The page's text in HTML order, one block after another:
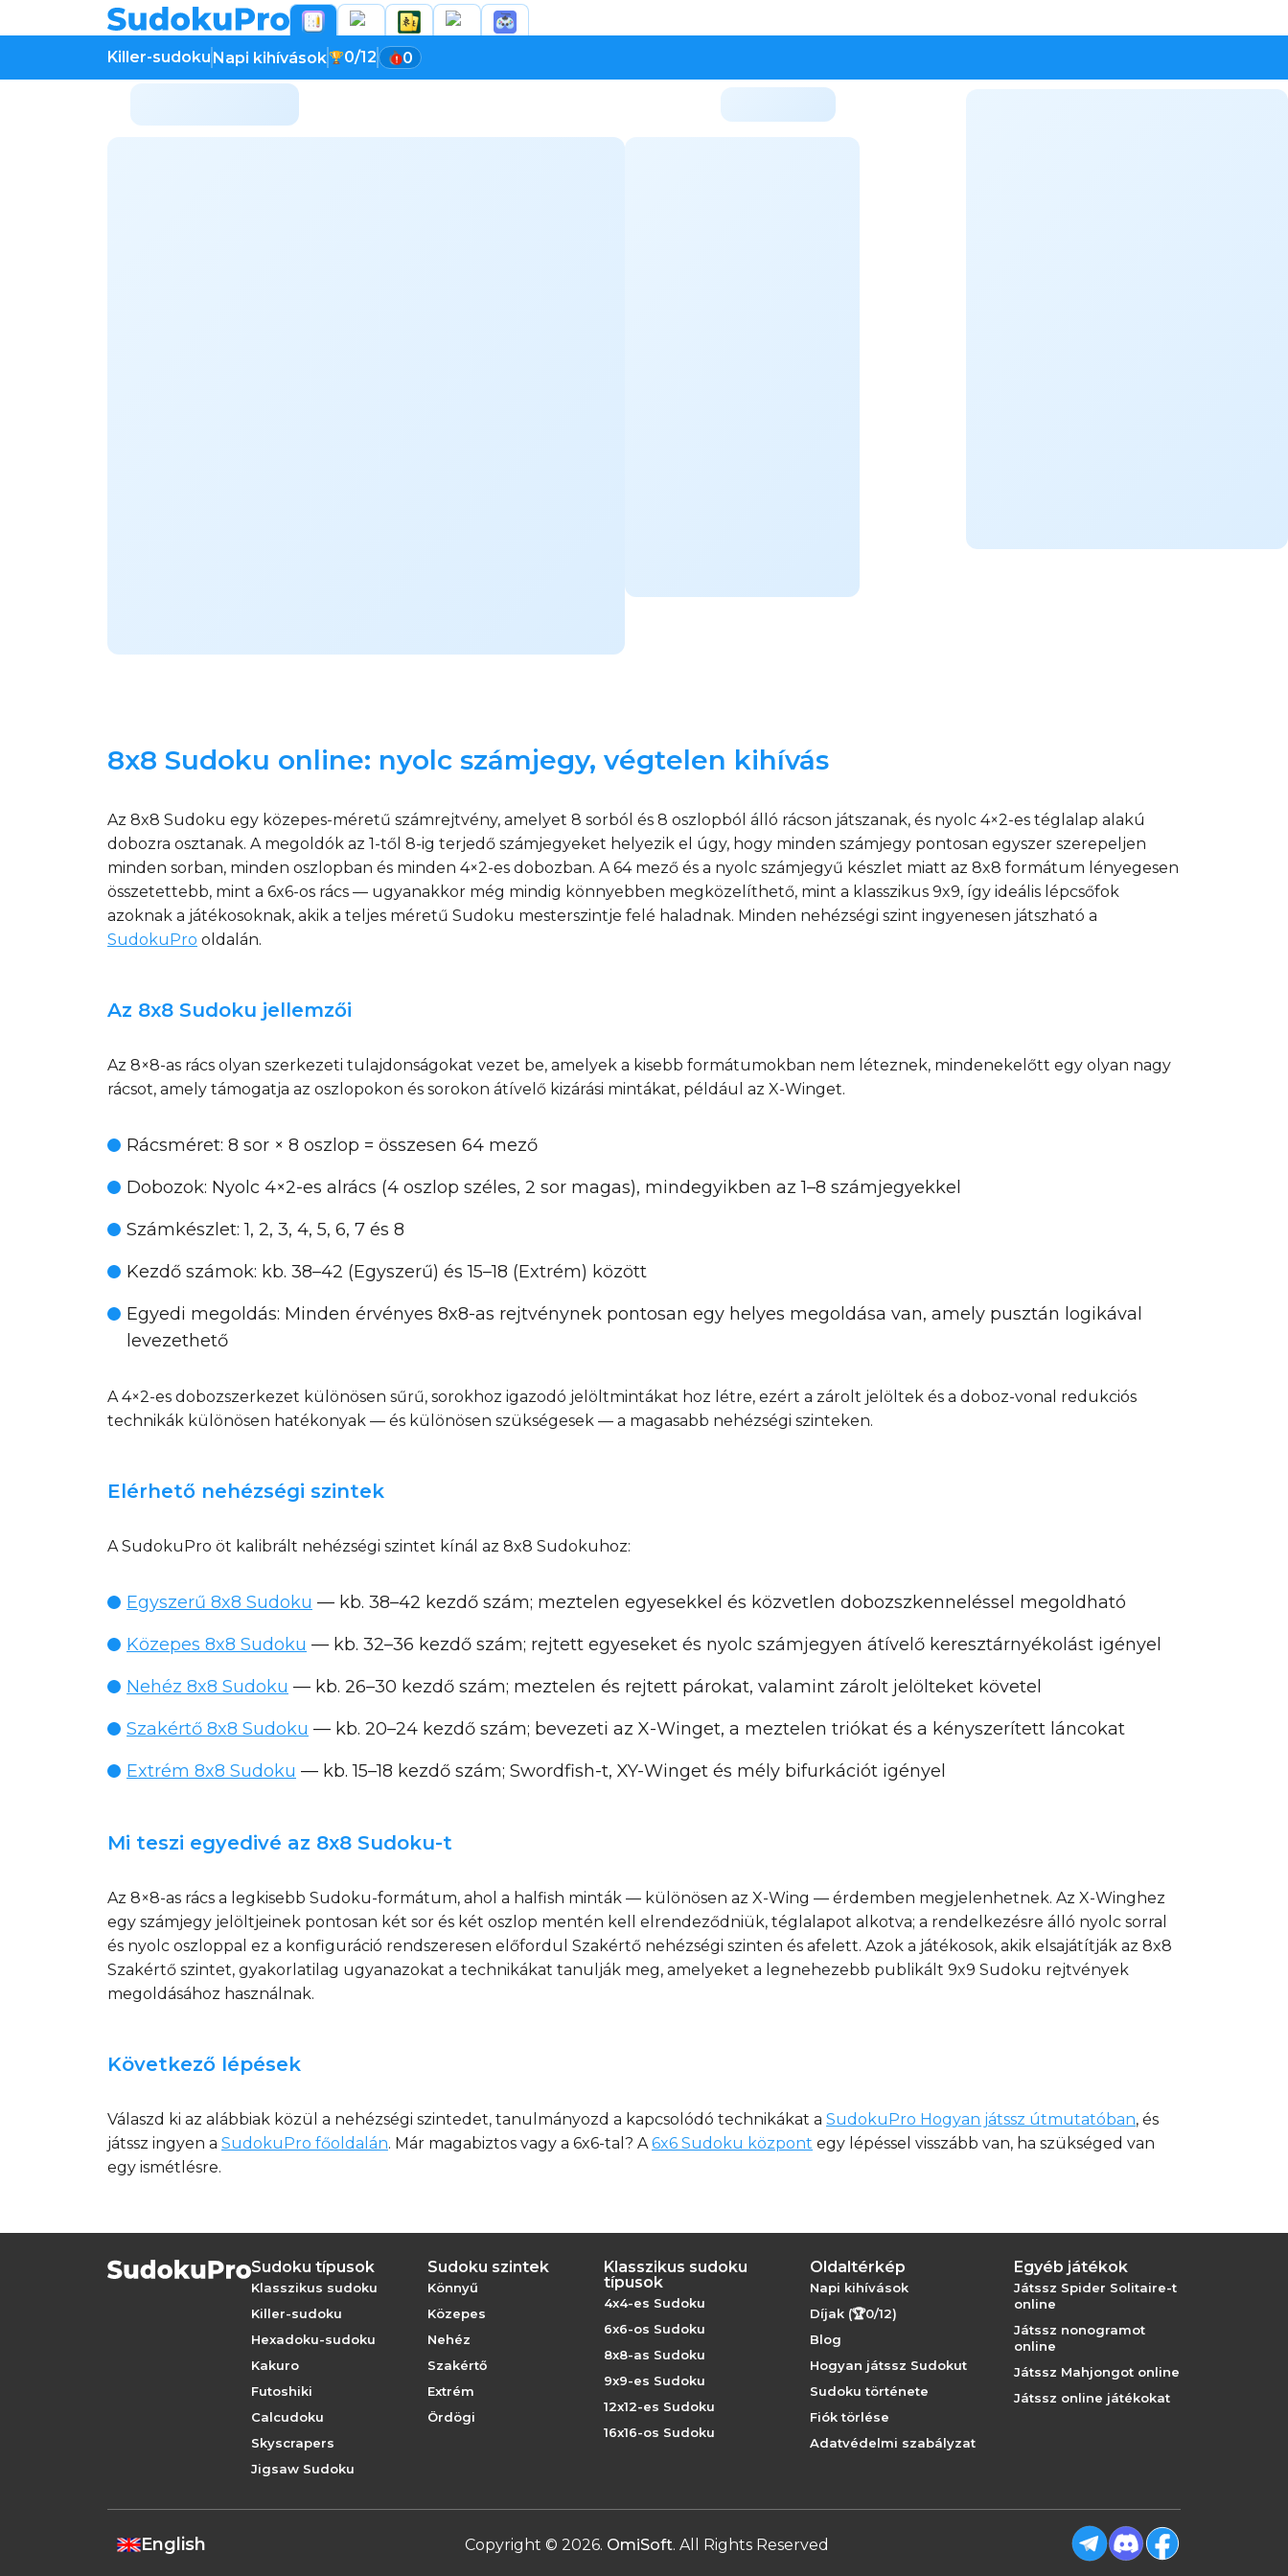
Killer-sudoku Napi kihívások 0/12 0
8x8 Sudoku online: nyolc számjegy, végtelen kihívás
Az 8x8 Sudoku egy közepes-méretű számrejtvény, amelyet 8 sorból és 8 oszlopból álló rácson játszanak, és nyolc 4×2-es téglalap alakú
dobozra osztanak. A megoldók az 1-től 8-ig terjedő számjegyeket helyezik el úgy, hogy minden számjegy pontosan egyszer szerepeljen
minden sorban, minden oszlopban és minden 4×2-es dobozban. A 64 mező és a nyolc számjegyű készlet miatt az 8x8 formátum lényegesen
összetettebb, mint a 6x6-os rács — ugyanakkor még mindig könnyebben megközelíthető, mint a klasszikus 9x9, így ideális lépcsőfok
azoknak a játékosoknak, akik a teljes méretű Sudoku mesterszintje felé haladnak. Minden nehézségi szint ingyenesen játszható a
SudokuPro oldalán.
Az 8x8 Sudoku jellemzői
Az 8×8-as rács olyan szerkezeti tulajdonságokat vezet be, amelyek a kisebb formátumokban nem léteznek, mindenekelőtt egy olyan nagy
rácsot, amely támogatja az oszlopokon és sorokon átívelő kizárási mintákat, például az X-Winget.
Rácsméret: 8 sor × 8 oszlop = összesen 64 mező
Dobozok: Nyolc 4×2-es alrács (4 oszlop széles, 2 sor magas), mindegyikben az 1–8 számjegyekkel
Számkészlet: 1, 2, 3, 4, 5, 6, 7 és 8
Kezdő számok: kb. 38–42 (Egyszerű) és 15–18 (Extrém) között
Egyedi megoldás: Minden érvényes 8x8-as rejtvénynek pontosan egy helyes megoldása van, amely pusztán logikával
levezethető
A 4×2-es dobozszerkezet különösen sűrű, sorokhoz igazodó jelöltmintákat hoz létre, ezért a zárolt jelöltek és a doboz-vonal redukciós
technikák különösen hatékonyak — és különösen szükségesek — a magasabb nehézségi szinteken.
Elérhető nehézségi szintek
A SudokuPro öt kalibrált nehézségi szintet kínál az 8x8 Sudokuhoz:
Egyszerű 8x8 Sudoku — kb. 38–42 kezdő szám; meztelen egyesekkel és közvetlen dobozszkenneléssel megoldható
Közepes 8x8 Sudoku — kb. 32–36 kezdő szám; rejtett egyeseket és nyolc számjegyen átívelő keresztárnyékolást igényel
Nehéz 8x8 Sudoku — kb. 26–30 kezdő szám; meztelen és rejtett párokat, valamint zárolt jelölteket követel
Szakértő 8x8 Sudoku — kb. 20–24 kezdő szám; bevezeti az X-Winget, a meztelen triókat és a kényszerített láncokat
Extrém 8x8 Sudoku — kb. 15–18 kezdő szám; Swordfish-t, XY-Winget és mély bifurkációt igényel
Mi teszi egyedivé az 8x8 Sudoku-t
Az 8×8-as rács a legkisebb Sudoku-formátum, ahol a halfish minták — különösen az X-Wing — érdemben megjelenhetnek. Az X-Winghez
egy számjegy jelöltjeinek pontosan két sor és két oszlop mentén kell elrendeződniük, téglalapot alkotva; a rendelkezésre álló nyolc sorral
és nyolc oszloppal ez a konfiguráció rendszeresen előfordul Szakértő nehézségi szinten és afelett. Azok a játékosok, akik elsajátítják az 8x8
Szakértő szintet, gyakorlatilag ugyanazokat a technikákat tanulják meg, amelyeket a legnehezebb publikált 9x9 Sudoku rejtvények
megoldásához használnak.
Következő lépések
Válaszd ki az alábbiak közül a nehézségi szintedet, tanulmányozd a kapcsolódó technikákat a SudokuPro Hogyan játssz útmutatóban, és
játssz ingyen a SudokuPro főoldalán. Már magabiztos vagy a 6x6-tal? A6x6 Sudoku központ egy lépéssel visszább van, ha szükséged van
egy ismétlésre.
Sudoku típusok
Klasszikus sudoku
Killer-sudoku
Hexadoku-sudoku
Kakuro
Futoshiki
Calcudoku
Skyscrapers
Jigsaw Sudoku
Sudoku szintek
Könnyű
Közepes
Nehéz
Szakértő
Extrém
Ördögi
Klasszikus sudoku
típusok
4x4-es Sudoku
6x6-os Sudoku
8x8-as Sudoku
9x9-es Sudoku
12x12-es Sudoku
16x16-os Sudoku
Oldaltérkép
Napi kihívások
Díjak (🏆0/12)
Blog
Hogyan játssz Sudokut
Sudoku története
Fiók törlése
Adatvédelmi szabályzat
Egyéb játékok
Játssz Spider Solitaire-t
online
Játssz nonogramot
online
Játssz Mahjongot online
Játssz online játékokat
English Copyright © 2026. OmiSoft. All Rights Reserved